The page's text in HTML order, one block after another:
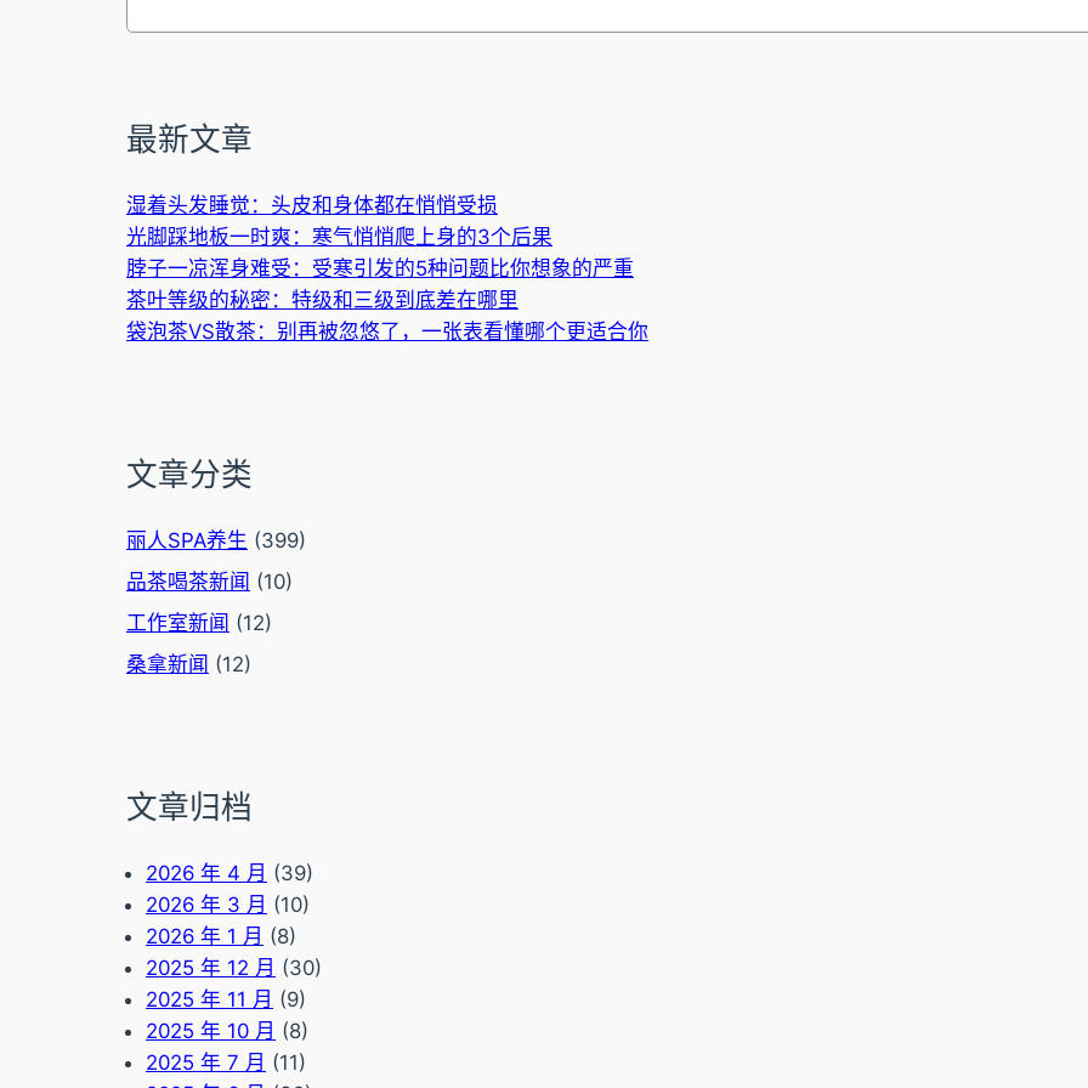
最新文章
湿着头发睡觉：头皮和身体都在悄悄受损
光脚踩地板一时爽：寒气悄悄爬上身的3个后果
脖子一凉浑身难受：受寒引发的5种问题比你想象的严重
茶叶等级的秘密：特级和三级到底差在哪里
袋泡茶VS散茶：别再被忽悠了，一张表看懂哪个更适合你
文章分类
丽人SPA养生 (399)
品茶喝茶新闻 (10)
工作室新闻 (12)
桑拿新闻 (12)
文章归档
2026 年 4 月 (39)
2026 年 3 月 (10)
2026 年 1 月 (8)
2025 年 12 月 (30)
2025 年 11 月 (9)
2025 年 10 月 (8)
2025 年 7 月 (11)